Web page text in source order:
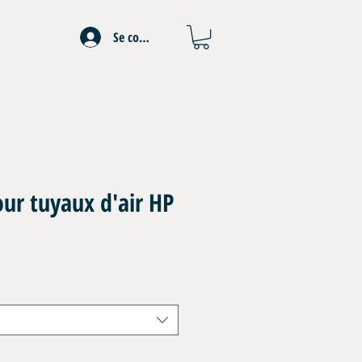
Se connecter
tuyaux d'air HP